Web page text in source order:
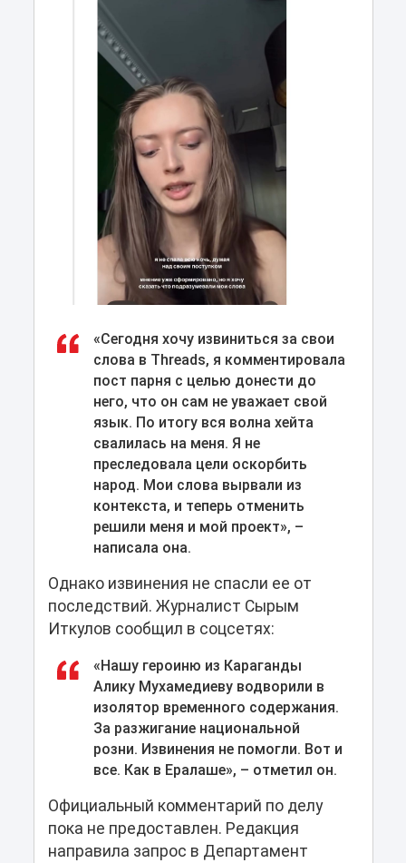
«Сегодня хочу извиниться за свои
слова в Threads, я комментировала
пост парня с целью донести до
него, что он сам не уважает свой
язык. По итогу вся волна хейта
свалилась на меня. Я не
преследовала цели оскорбить
народ. Мои слова вырвали из
контекста, и теперь отменить
решили меня и мой проект», –
написала она.
Однако извинения не спасли ее от
последствий. Журналист Сырым
Иткулов сообщил в соцсетях:
«Нашу героиню из Караганды
Алику Мухамедиеву водворили в
изолятор временного содержания.
За разжигание национальной
розни. Извинения не помогли. Вот и
все. Как в Ералаше», – отметил он.
Официальный комментарий по делу
пока не предоставлен. Редакция
направила запрос в Департамент